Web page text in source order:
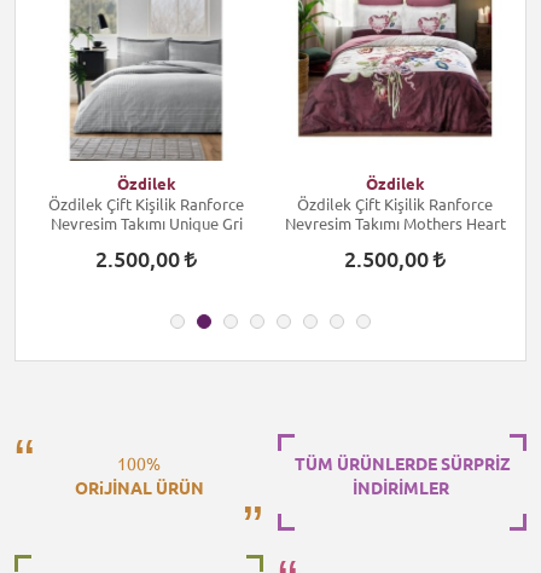
Özdilek
Özdilek Çift Kişilik Ranforce
Nevresim Takımı Unique Gri
2.500,00
Özdilek
Özdilek Çift Kişilik Ranforce
Nevresim Takımı Mothers Heart
2.500,00
100%
ORiJİNAL ÜRÜN
TÜM ÜRÜNLERDE SÜRPRİZ
İNDİRİMLER